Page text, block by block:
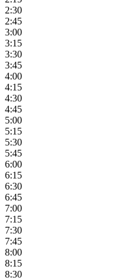
2:30
2:45
3:00
3:15
3:30
3:45
4:00
4:15
4:30
4:45
5:00
5:15
5:30
5:45
6:00
6:15
6:30
6:45
7:00
7:15
7:30
7:45
8:00
8:15
8:30